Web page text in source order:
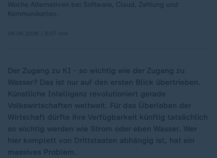
Woche Alternativen bei Software, Cloud, Zahlung und
Kommunikation.
Der Zugang zu KI - so wichtig wie der Zugang zu
Wasser? Das ist nur auf den ersten Blick übertrieben.
Künstliche Intelligenz revolutioniert gerade
Volkswirtschaften weltweit. Für das Überleben der
Wirtschaft dürfte ihre Verfügbarkeit künftig tatsächlich
so wichtig werden wie Strom oder eben Wasser. Wer
hier komplett von Drittstaaten abhängig ist, hat ein
massives Problem.